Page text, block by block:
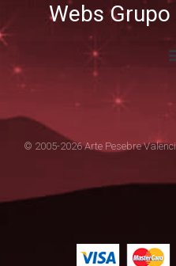
Webs
© 2005-2026 Arte Pesebre